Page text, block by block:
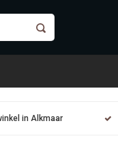
in Alkmaar